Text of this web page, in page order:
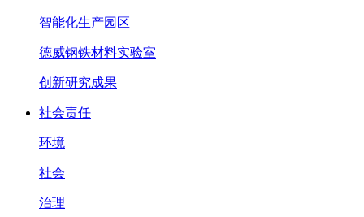
智能化生产园区
德威钢铁材料实验室
创新研究成果
社会责任
环境
社会
治理